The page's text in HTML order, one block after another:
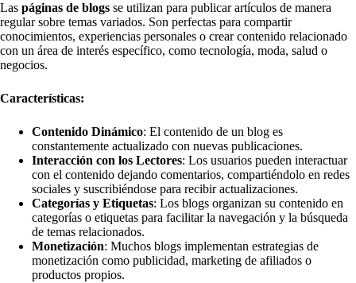
Las páginas de blogs se utilizan para publicar artículos de manera
regular sobre temas variados. Son perfectas para compartir
conocimientos, experiencias personales o crear contenido relacionado
con un área de interés específico, como tecnología, moda, salud o
negocios.
Características:
Contenido Dinámico: El contenido de un blog es
constantemente actualizado con nuevas publicaciones.
Interacción con los Lectores: Los usuarios pueden interactuar
con el contenido dejando comentarios, compartiéndolo en redes
sociales y suscribiéndose para recibir actualizaciones.
Categorías y Etiquetas: Los blogs organizan su contenido en
categorías o etiquetas para facilitar la navegación y la búsqueda
de temas relacionados.
Monetización: Muchos blogs implementan estrategias de
monetización como publicidad, marketing de afiliados o
productos propios.